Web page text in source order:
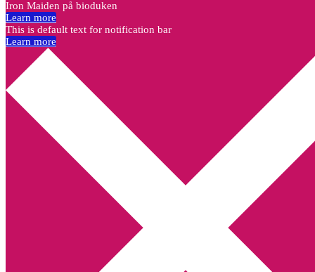
Iron Maiden på bioduken
Learn more
This is default text for notification bar
Learn more